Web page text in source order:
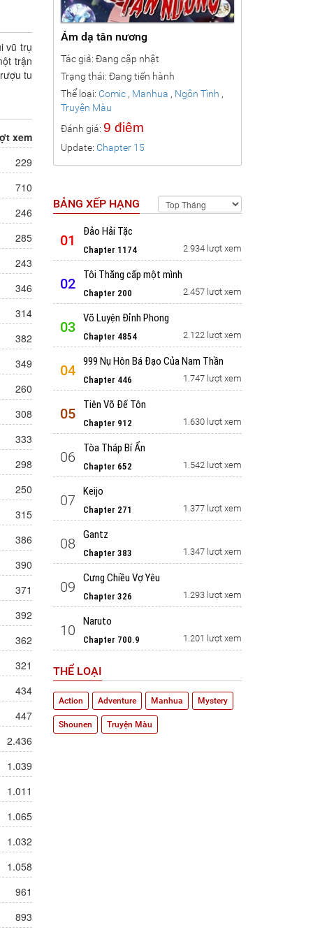
vũ trụ
trận
tu
xem
229
710
246
285
243
346
314
382
349
260
308
333
298
250
315
386
390
371
392
362
321
434
447
2.436
1.039
1.011
1.065
1.032
1.058
961
893
Ám dạ tân nương
Tác giả: Đang cập nhật
Trạng thái: Đang tiến hành
Thể loại: Comic , Manhua , Ngôn Tình ,
Truyện Màu
Đánh giá: 9 điêm
Update: Chapter 15
BẢNG XẾP HẠNG
01
Đảo Hải Tặc
Chapter 1174 2.934 lượt xem
02
Tôi Thăng cấp một mình
Chapter 200 2.457 lượt xem
03
Võ Luyện Đỉnh Phong
Chapter 4854 2.122 lượt xem
04
999 Nụ Hôn Bá Đạo Của Nam Thần
Chapter 446 1.747 lượt xem
05
Tiên Võ Đế Tôn
Chapter 912 1.630 lượt xem
06
Tòa Tháp Bí Ẩn
Chapter 652 1.542 lượt xem
07
Keijo
Chapter 271 1.377 lượt xem
08
Gantz
Chapter 383 1.347 lượt xem
09
Cưng Chiều Vợ Yêu
Chapter 326 1.293 lượt xem
10
Naruto
Chapter 700.9 1.201 lượt xem
THỂ LOẠI
Action Adventure Manhua Mystery
Shounen Truyện Màu